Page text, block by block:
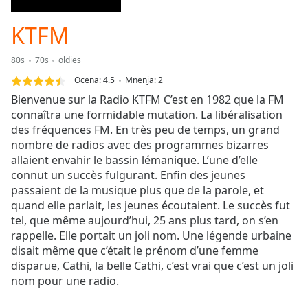
Mute
Current
Time
0:00
Loaded:
0.00%
Stream
TypeLIVE
Seek to
live,
currently
behind
liveLIVE
Remaining
Time -
Playback
KTFM
80s 70s
oldies
Ocena:4.5 Mnenja:2
Bienvenue sur la Radio KTFM C’est en 1982 que la FM
connaîtra une formidable mutation. La libéralisation
des fréquences FM. En très peu de temps, un grand
nombre de radios avec des programmes bizarres
allaient envahir le bassin lémanique. L’une d’elle
connut un succès fulgurant. Enfin des jeunes
passaient de la musique plus que de la parole, et
quand elle parlait, les jeunes écoutaient. Le succès fut
tel, que même aujourd’hui, 25 ans plus tard, on s’en
rappelle. Elle portait un joli nom. Une légende urbaine
disait même que c’était le prénom d’une femme
disparue, Cathi, la belle Cathi, c’est vrai que c’est un joli
nom pour une radio.